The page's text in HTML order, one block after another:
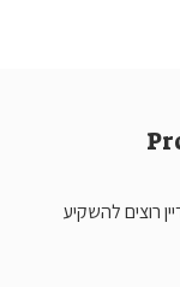
רוצים להשקיע